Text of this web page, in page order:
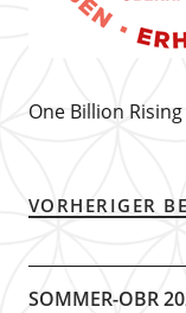
One Billion
VORHERIGER
SOMMER-OBR